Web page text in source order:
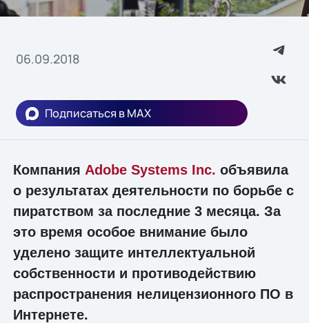
06.09.2018
Подписаться в MAX
Компания Adobe Systems Inc. объявила
о результатах деятельности по борьбе с
пиратством за последние 3 месяца. За
это время oсобое внимание было
уделено защите интеллектуальной
собственности и противодействию
распространения нелицензионного ПО в
Интернете.